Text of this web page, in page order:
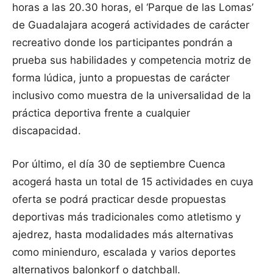
horas a las 20.30 horas, el ‘Parque de las Lomas’
de Guadalajara acogerá actividades de carácter
recreativo donde los participantes pondrán a
prueba sus habilidades y competencia motriz de
forma lúdica, junto a propuestas de carácter
inclusivo como muestra de la universalidad de la
práctica deportiva frente a cualquier
discapacidad.
Por último, el día 30 de septiembre Cuenca
acogerá hasta un total de 15 actividades en cuya
oferta se podrá practicar desde propuestas
deportivas más tradicionales como atletismo y
ajedrez, hasta modalidades más alternativas
como minienduro, escalada y varios deportes
alternativos balonkorf o datchball.